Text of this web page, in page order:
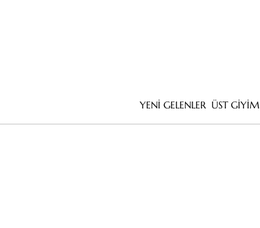
YENİ GELENLER ÜST GİYİM